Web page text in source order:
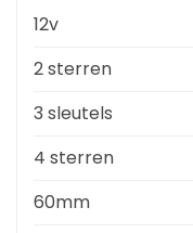
12v
2 sterren
3 sleutels
4 sterren
60mm